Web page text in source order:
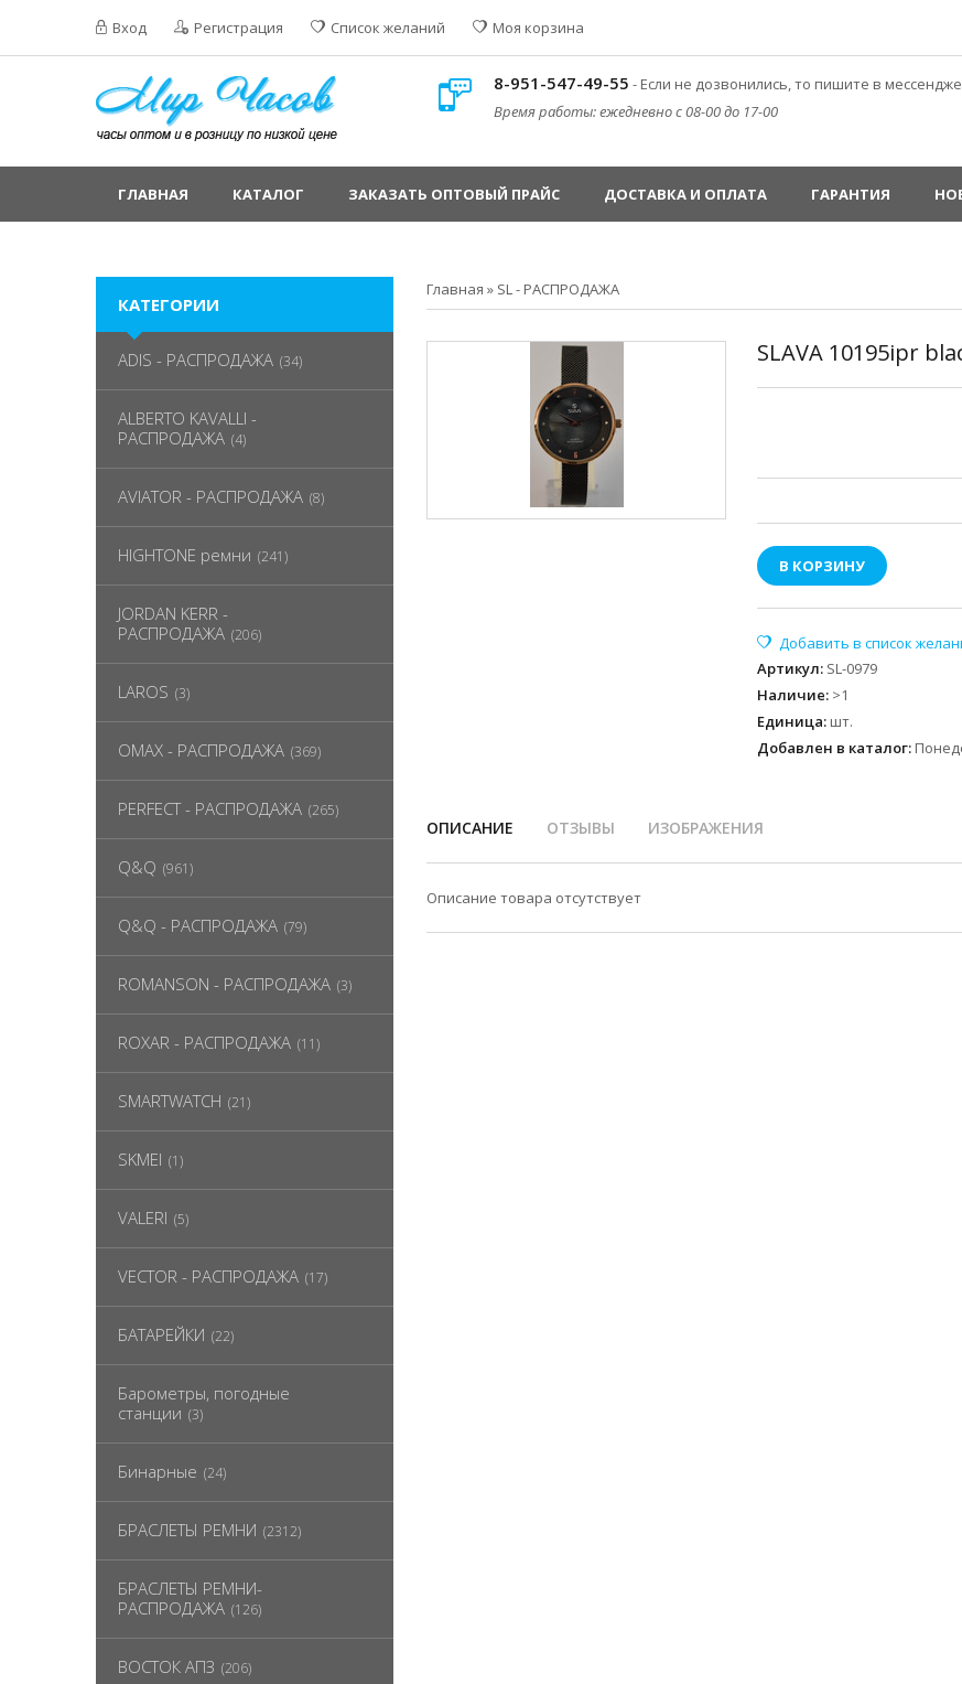
Вход Регистрация Список желаний Моя корзина
8-951-547-49-55 - Если не дозвонились, то пишите в
Время работы: ежедневно с 08-00 до 17-00
ГЛАВНАЯ КАТАЛОГ ЗАКАЗАТЬ ОПТОВЫЙ ПРАЙС ДОСТАВКА И ОПЛАТА ГАРАНТИЯ
Главная » SL - РАСПРОДАЖА
SLAVA 10195ipr
В КОРЗИНУ
Артикул: SL-0979
Наличие: >1
Единица: шт.
Добавлен в каталог:
ОПИСАНИЕ ОТЗЫВЫ ИЗОБРАЖЕНИЯ
Описание товара отсутствует
КАТЕГОРИИ
ADIS - РАСПРОДАЖА (34)
ALBERTO KAVALLI -
РАСПРОДАЖА (4)
AVIATOR - РАСПРОДАЖА (8)
HIGHTONE ремни (241)
JORDAN KERR -
РАСПРОДАЖА (206)
LAROS (3)
OMAX - РАСПРОДАЖА (369)
PERFECT - РАСПРОДАЖА (265)
Q&Q (961)
Q&Q - РАСПРОДАЖА (79)
ROMANSON - РАСПРОДАЖА (3)
ROXAR - РАСПРОДАЖА (11)
SMARTWATCH (21)
SKMEI (1)
VALERI (5)
VECTOR - РАСПРОДАЖА (17)
БАТАРЕЙКИ (22)
Барометры, погодные
станции (3)
Бинарные (24)
БРАСЛЕТЫ РЕМНИ (2312)
БРАСЛЕТЫ РЕМНИ-
РАСПРОДАЖА (126)
ВОСТОК АПЗ (206)